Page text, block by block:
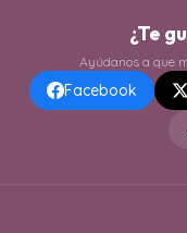
¿Te
Ayúdanos a que
Facebook